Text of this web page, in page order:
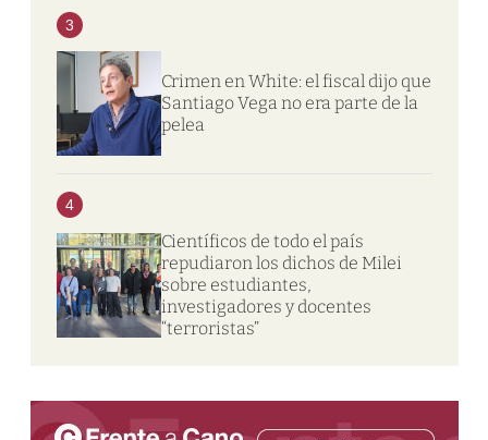
3
Crimen en White: el fiscal dijo que
Santiago Vega no era parte de la
pelea
4
Científicos de todo el país
repudiaron los dichos de Milei
sobre estudiantes,
investigadores y docentes
“terroristas”